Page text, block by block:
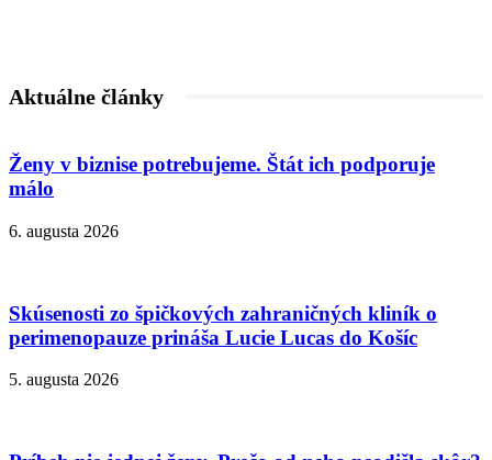
Aktuálne články
Ženy v biznise potrebujeme. Štát ich podporuje
málo
6. augusta 2026
Skúsenosti zo špičkových zahraničných kliník o
perimenopauze prináša Lucie Lucas do Košíc
5. augusta 2026